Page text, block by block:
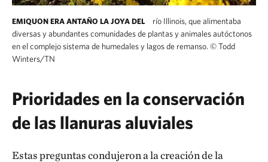
EMIQUON ERA ANTAÑO LA JOYA DEL
río Illinois, que alimentaba
diversas y abundantes comunidades de plantas y animales autóctonos
en el complejo sistema de humedales y lagos de remanso. ©Todd
Winters/TN
Prioridades en la conservación
de las llanuras aluviales
Estas preguntas condujeron a la creación de la